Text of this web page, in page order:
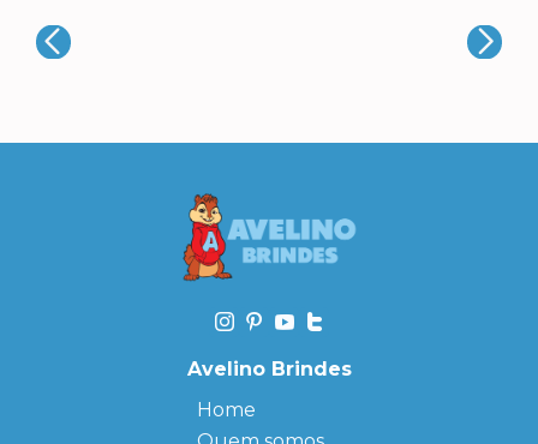
Avelino Brindes
Home